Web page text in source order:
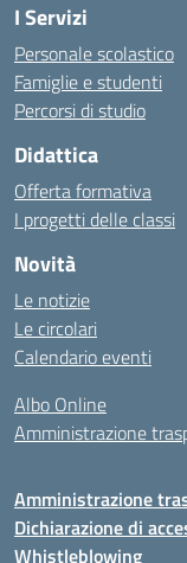
I Servizi
Personale scolastico
Famiglie e studenti
Percorsi di studio
Didattica
Offerta formativa
I progetti delle classi
Novità
Le notizie
Le circolari
Calendario eventi
Albo Online
Amministrazione
Amministrazione
Dichiarazione di
Whistleblowing